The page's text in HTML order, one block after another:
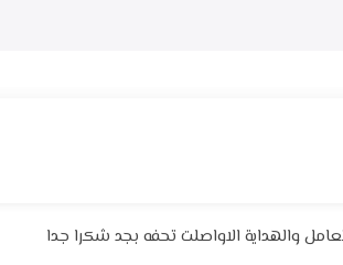
والهداية الاواصلت تحفه بجد شكرا جدا